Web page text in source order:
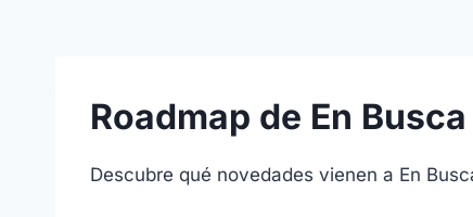
Roadmap de En
Descubre qué novedades vienen a En